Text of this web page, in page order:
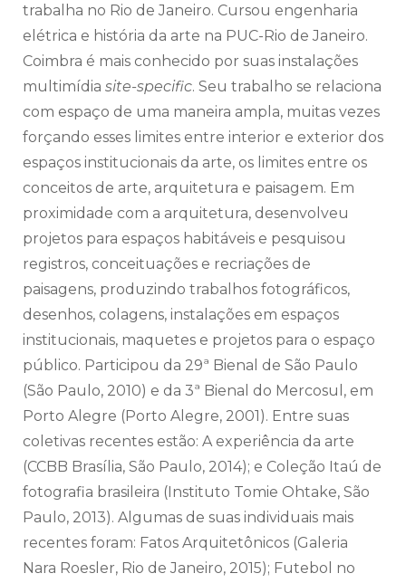
trabalha no Rio de Janeiro. Cursou engenharia
elétrica e história da arte na PUC-Rio de Janeiro.
Coimbra é mais conhecido por suas instalações
multimídia site-specific. Seu trabalho se relaciona
com espaço de uma maneira ampla, muitas vezes
forçando esses limites entre interior e exterior dos
espaços institucionais da arte, os limites entre os
conceitos de arte, arquitetura e paisagem. Em
proximidade com a arquitetura, desenvolveu
projetos para espaços habitáveis e pesquisou
registros, conceituações e recriações de
paisagens, produzindo trabalhos fotográficos,
desenhos, colagens, instalações em espaços
institucionais, maquetes e projetos para o espaço
público. Participou da 29ª Bienal de São Paulo
(São Paulo, 2010) e da 3ª Bienal do Mercosul, em
Porto Alegre (Porto Alegre, 2001). Entre suas
coletivas recentes estão: A experiência da arte
(CCBB Brasília, São Paulo, 2014); e Coleção Itaú de
fotografia brasileira (Instituto Tomie Ohtake, São
Paulo, 2013). Algumas de suas individuais mais
recentes foram: Fatos Arquitetônicos (Galeria
Nara Roesler, Rio de Janeiro, 2015); Futebol no